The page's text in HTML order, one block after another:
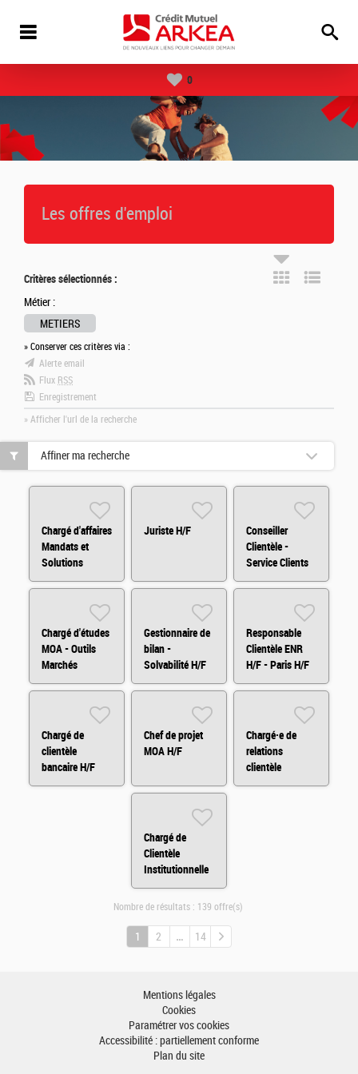
0
Les offres d'emploi
Critères sélectionnés :
Métier :
METIERS
» Conserver ces critères via :
Alerte email
Flux RSS
Enregistrement
» Afficher l'url de la recherche
Chargé d'affaires
Mandats et
Solutions
d'Investissements
Juriste H/F
Conseiller
Clientèle -
Service Clients
H/F/X
Chargé d'études
MOA - Outils
Marchés
Financiers
Gestionnaire de
bilan -
Solvabilité H/F
Responsable
Clientèle ENR
H/F - Paris H/F
Chargé de
clientèle
bancaire H/F
Chef de projet
MOA H/F
Chargé·e de
relations
clientèle
Assurances en
Chargé de
Clientèle
Institutionnelle
H/F
Affiner ma recherche
Nombre de résultats : 139 offre(s)
1 2 14
Mentions légales
Cookies
Paramétrer vos cookies
Accessibilité : partiellement conforme
Plan du site